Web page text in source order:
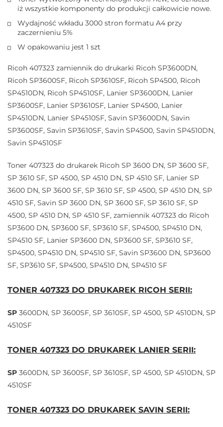
iż wszystkie komponenty do produkcji całkowicie nowe.
Wydajność wkładu 3000 stron formatu A4 przy
zaczernieniu 5%
W opakowaniu jest 1 szt
Ricoh 407323 zamiennik do drukarki Ricoh SP3600DN,
Ricoh SP3600SF, Ricoh SP3610SF, Ricoh SP4500, Ricoh
SP4510DN, Ricoh SP4510SF, Lanier SP3600DN, Lanier
SP3600SF, Lanier SP3610SF, Lanier SP4500, Lanier
SP4510DN, Lanier SP4510SF, Savin SP3600DN, Savin
SP3600SF, Savin SP3610SF, Savin SP4500, Savin SP4510DN,
Savin SP4510SF
Toner 407323 do drukarek Ricoh SP 3600 DN, SP 3600 SF,
SP 3610 SF, SP 4500, SP 4510 DN, SP 4510 SF, Lanier SP
3600 DN, SP 3600 SF, SP 3610 SF, SP 4500, SP 4510 DN, SP
4510 SF, Savin SP 3600 DN, SP 3600 SF, SP 3610 SF, SP
4500, SP 4510 DN, SP 4510 SF, zamiennik 407323 do Ricoh
SP3600 DN, SP3600 SF, SP3610 SF, SP4500, SP4510 DN,
SP4510 SF, Lanier SP3600 DN, SP3600 SF, SP3610 SF,
SP4500, SP4510 DN, SP4510 SF, Savin SP3600 DN, SP3600
SF, SP3610 SF, SP4500, SP4510 DN, SP4510 SF
TONER 407323 DO DRUKAREK RICOH SERII:
SP 3600DN, SP 3600SF, SP 3610SF, SP 4500, SP 4510DN, SP
4510SF
TONER 407323 DO DRUKAREK LANIER SERII:
SP 3600DN, SP 3600SF, SP 3610SF, SP 4500, SP 4510DN, SP
4510SF
TONER 407323 DO DRUKAREK SAVIN SERII: